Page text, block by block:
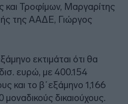
και Τροφίμων, Μαργαρίτης
της ΑΑΔΕ, Γιώργος
εκτιμάται ότι θα
ευρώ, με 400.154
και το β΄εξάμηνο 1,166
δικαιούχους.